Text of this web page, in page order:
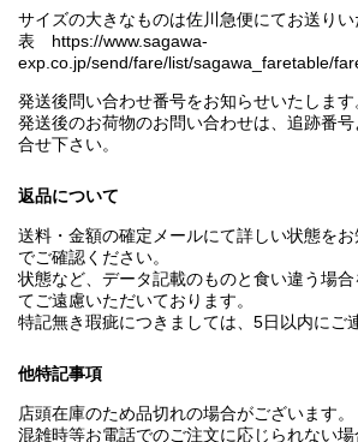
サイズの大きなものは佐川急便にてお送り
表 https://www.sagawa-
exp.co.jp/send/fare/list/sagawa_faretable/
発送後問い合わせ番号をお知らせいたします
発送後のお荷物のお問い合わせは、追跡番
合せ下さい。
返品について
送料・金額の確定メールにて詳しい状態を
でご確認ください。
状態など、データ記載のものと食い違う場
てご遠慮いただいております。
特記無き瑕疵につきましては、5日以内にご
他特記事項
店頭在庫のため品切れの場合がございます。
混雑時等お電話でのご注文に応じられない場